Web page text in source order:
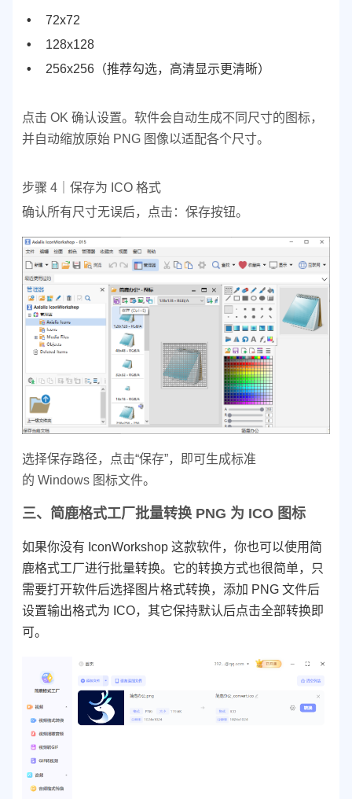
72x72
128x128
256x256（推荐勾选，高清显示更清晰）
点击 OK 确认设置。 软件会自动生成不同尺寸的图标，
并自动缩放原始 PNG 图像以适配各个尺寸。
步骤 4｜ 保存为 ICO 格式
确认所有尺寸无误后，点击：保存按钮。
选择保存路径，点击“保存”，即可生成标准
的 Windows 图标文件。
三、简鹿格式工厂批量转换 PNG 为 ICO 图标
如果你没有 IconWorkshop 这款软件，你也可以使用简
鹿格式工厂进行批量转换。它的转换方式也很简单，只
需要打开软件后选择图片格式转换，添加 PNG 文件后
设置输出格式为 ICO，其它保持默认后点击全部转换即
可。